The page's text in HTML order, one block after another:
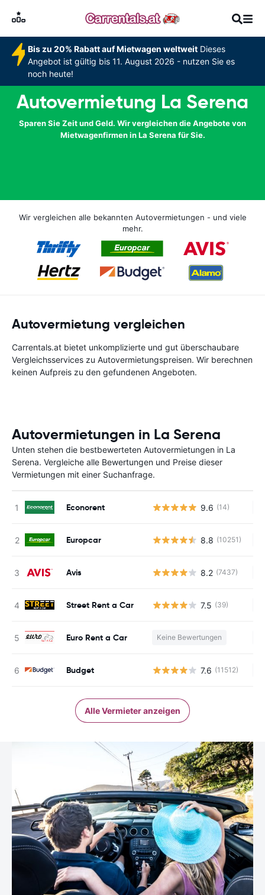
Bis zu 20% Rabatt auf Mietwagen weltweitDieses
Angebot ist gültig bis 11. August 2026 - nutzen Sie es
noch heute!
Autovermietung La Serena
Sparen Sie Zeit und Geld. Wir vergleichen die Angebote von
Mietwagenfirmen in La Serena für Sie.
Wir vergleichen alle bekannten Autovermietungen - und viele
mehr.
Autovermietung vergleichen
Carrentals.at bietet unkomplizierte und gut überschaubare
Vergleichsservices zu Autovermietungspreisen. Wir berechnen
keinen Aufpreis zu den gefundenen Angeboten.
Autovermietungen in La Serena
Unten stehen die bestbewerteten Autovermietungen in La
Serena. Vergleiche alle Bewertungen und Preise dieser
Vermietungen mit einer Suchanfrage.
Econorent 9.6 (14)
Europcar 8.8 (10251)
Avis 8.2 (7437)
Street Rent a Car 7.5 (39)
Euro Rent a Car Keine Bewertungen
Budget 7.6 (11512)
Alle Vermieter anzeigen